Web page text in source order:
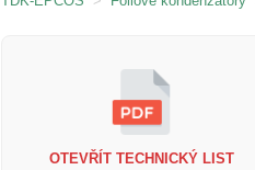
OTEVŘÍT TECHNICKÝ LIST